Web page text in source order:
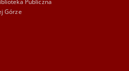
Publiczna
Górze